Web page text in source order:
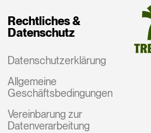
Rechtliches &
Datenschutz
Datenschutzerklärung
Allgemeine
Geschäftsbedingungen
Vereinbarung zur
Datenverarbeitung